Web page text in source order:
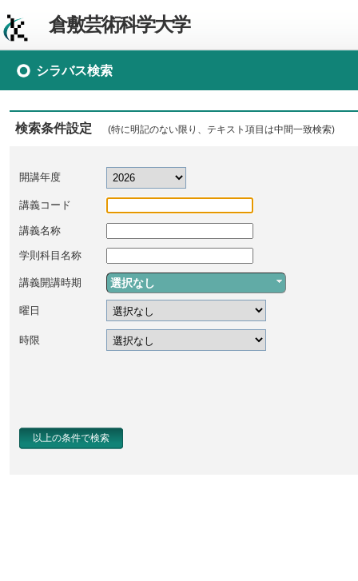
倉敷芸術科学大学
シラバス検索
検索条件設定 (特に明記のない限り、テキスト項目は中間一致検索)
開講年度
講義コード
講義名称
学則科目名称
講義開講時期 選択なし
曜日
時限